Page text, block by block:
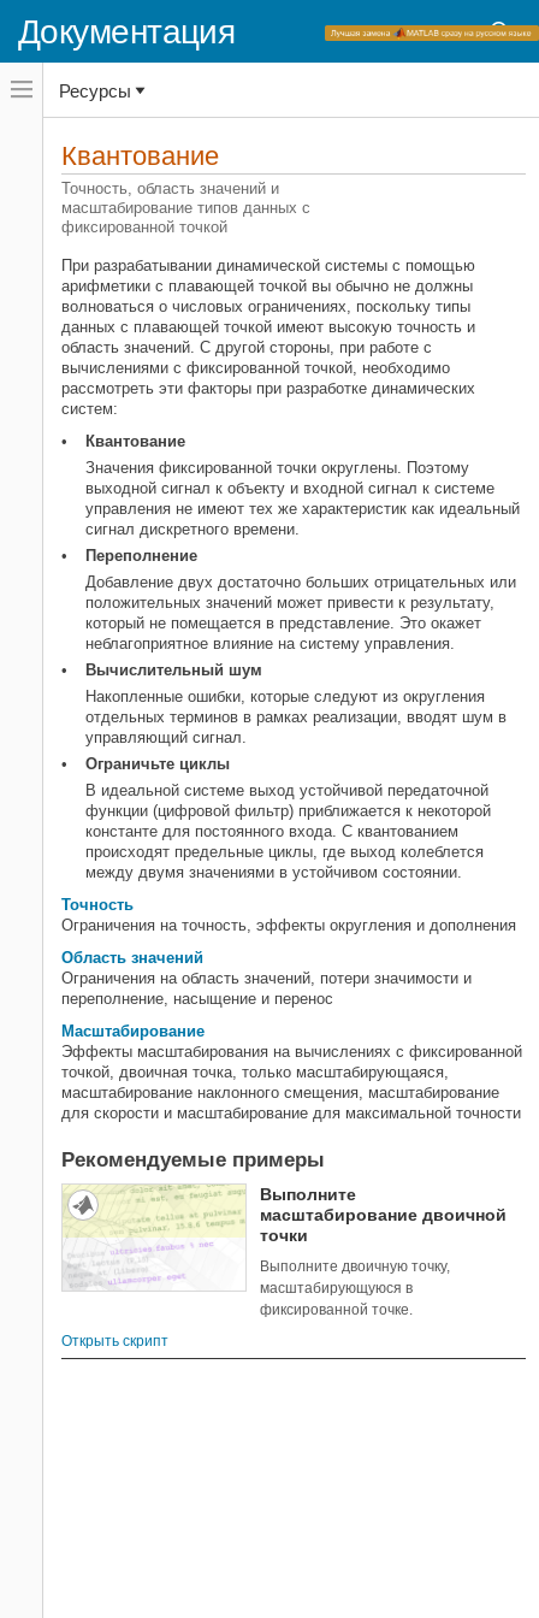
Документация
Переключатель
навигационного
меню
переключатель
навигационного
Fixed-Point Designer
Фиксированная точка и основы с
плавающей точкой
Концепции фиксированной точки
Категория
Квантование
Точность
Область значений
Масштабирование
Вычисления с фиксированной точкой
Ресурсы
Квантование
Точность, область значений и
масштабирование типов данных с
фиксированной точкой
При разрабатывании динамической системы с помощью
арифметики с плавающей точкой вы обычно не должны
волноваться о числовых ограничениях, поскольку типы
данных с плавающей точкой имеют высокую точность и
область значений. С другой стороны, при работе с
вычислениями с фиксированной точкой, необходимо
рассмотреть эти факторы при разработке динамических
систем:
Квантование
Значения фиксированной точки округлены. Поэтому
выходной сигнал к объекту и входной сигнал к системе
управления не имеют тех же характеристик как идеальный
сигнал дискретного времени.
Переполнение
Добавление двух достаточно больших отрицательных или
положительных значений может привести к результату,
который не помещается в представление. Это окажет
неблагоприятное влияние на систему управления.
Вычислительный шум
Накопленные ошибки, которые следуют из округления
отдельных терминов в рамках реализации, вводят шум в
управляющий сигнал.
Ограничьте циклы
В идеальной системе выход устойчивой передаточной
функции (цифровой фильтр) приближается к некоторой
константе для постоянного входа. С квантованием
происходят предельные циклы, где выход колеблется
между двумя значениями в устойчивом состоянии.
Точность
Ограничения на точность, эффекты округления и дополнения
Область значений
Ограничения на область значений, потери значимости и
переполнение, насыщение и перенос
Масштабирование
Эффекты масштабирования на вычислениях с фиксированной
точкой, двоичная точка, только масштабирующаяся,
масштабирование наклонного смещения, масштабирование
для скорости и масштабирование для максимальной точности
Рекомендуемые примеры
Выполните
масштабирование двоичной
точки
Выполните двоичную точку,
масштабирующуюся в
фиксированной точке.
Открыть скрипт